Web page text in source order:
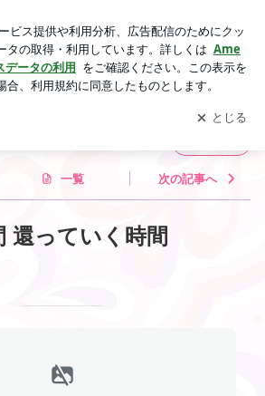
して ブログの更新通知
を受け取りまし
開く
一覧 次の記事へ
還っていく時間